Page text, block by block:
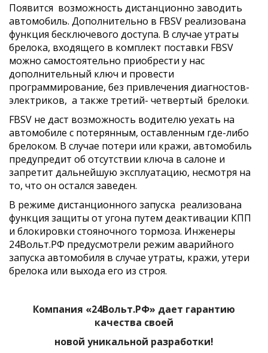
Появится возможность дистанционно заводить
автомобиль. Дополнительно в FBSV реализована
функция бесключевого доступа. В случае утраты
брелока, входящего в комплект поставки FBSV
можно самостоятельно приобрести у нас
дополнительный ключ и провести
программирование, без привлечения диагностов-
электриков, а также третий- четвертый брелоки.
FBSV не даст возможность водителю уехать на
автомобиле с потерянным, оставленным где-либо
брелоком. В случае потери или кражи, автомобиль
предупредит об отсутствии ключа в салоне и
запретит дальнейшую эксплуатацию, несмотря на
то, что он остался заведен.
В режиме дистанционного запуска реализована
функция защиты от угона путем деактивации КПП
и блокировки стояночного тормоза. Инженеры
24Вольт.РФ предусмотрели режим аварийного
запуска автомобиля в случае утраты, кражи, утери
брелока или выхода его из строя.
Компания «24Вольт.РФ» дает гарантию
качества своей
новой уникальной разработки!